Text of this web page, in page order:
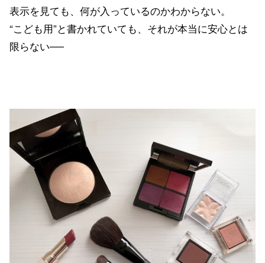
表示を見ても、何が入っているのかわからない。
“こども用”と書かれていても、それが本当に安心とは
限らない──